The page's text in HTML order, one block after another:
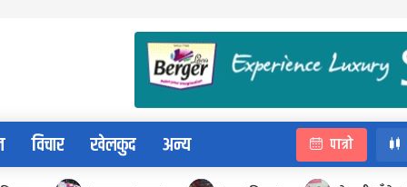
विचार खेलकुद अन्य पात्रो